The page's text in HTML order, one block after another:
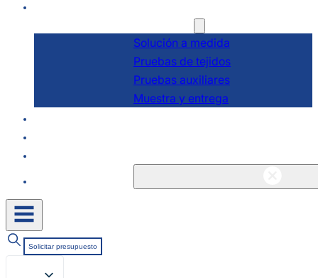
Solución a medida
Pruebas de tejidos
Pruebas auxiliares
Muestra y entrega
Solicitar presupuesto